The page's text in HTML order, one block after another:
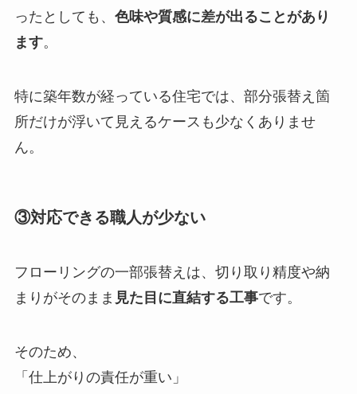
ったとしても、 色味や質感に差が出ることがあり
ます。
特に築年数が経っている住宅では、部分張替え箇
所だけが浮いて見えるケースも少なくありませ
ん。
③対応できる職人が少ない
フローリングの一部張替えは、切り取り精度や納
まりがそのまま 見た目に直結する工事です。
そのため、
「仕上がりの責任が重い」